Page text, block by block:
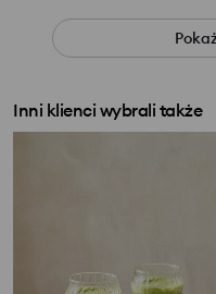
Inni klienci wybrali także